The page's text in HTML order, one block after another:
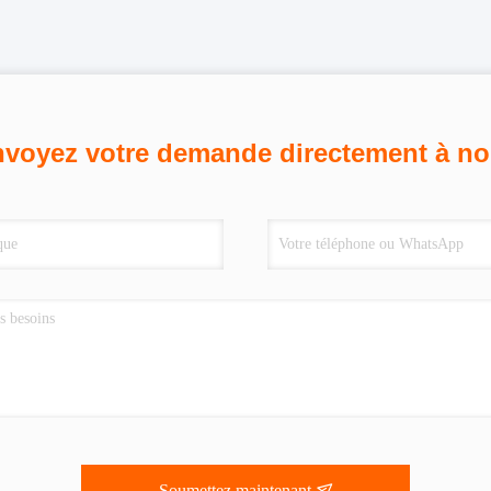
votre demande directement à